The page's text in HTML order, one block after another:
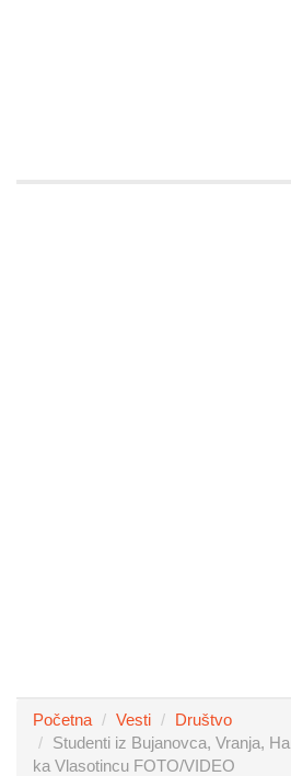
Početna Vesti
Društvo
Studenti iz Bujanovca, Vranja,
ka Vlasotincu FOTO/VIDEO